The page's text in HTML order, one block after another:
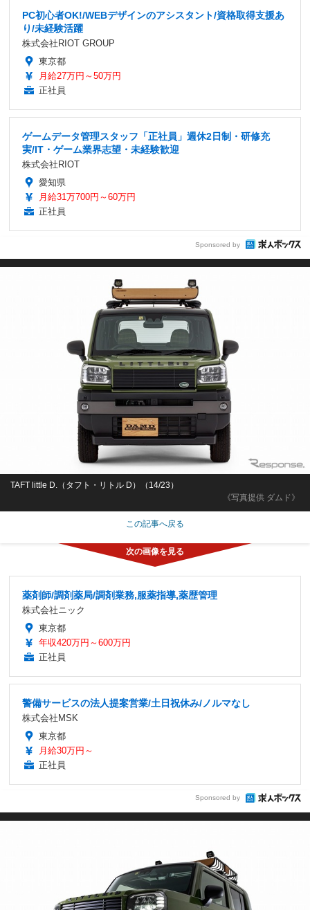
PC初心者OK!/WEBデザインのアシスタント/資格取得支援あ
り/未経験活躍
株式会社RIOT GROUP
東京都
月給27万円～50万円
正社員
ゲームデータ管理スタッフ「正社員」週休2日制・研修充
実/IT・ゲーム業界志望・未経験歓迎
株式会社RIOT
愛知県
月給31万700円～60万円
正社員
Sponsored by
《写真提供 ダムド》
TAFT little D.（タフト・リトル D）（14/23）
この記事へ戻る
薬剤師/調剤薬局/調剤業務,服薬指導,薬歴管理
株式会社ニック
東京都
年収420万円～600万円
正社員
警備サービスの法人提案営業/土日祝休み/ノルマなし
株式会社MSK
東京都
月給30万円～
正社員
Sponsored by